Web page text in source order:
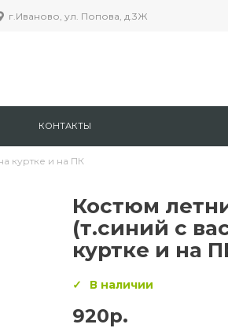
г.Иваново, ул. Попова, д.3Ж
КОНТАКТЫ
куртке и на ПК
Костюм
(т.синий с
куртке и на
В наличии
920р.